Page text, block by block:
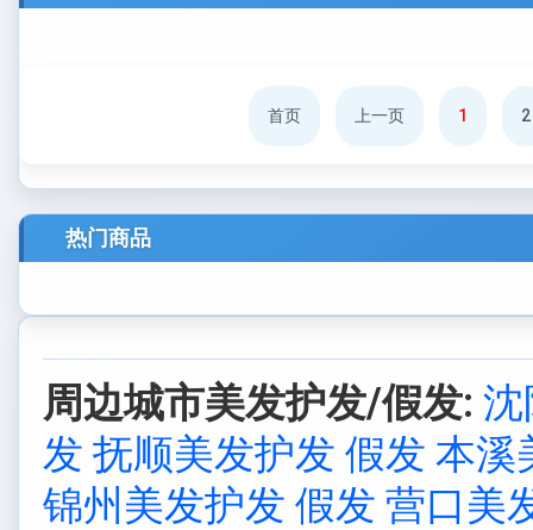
首页 上一页 1 2
热门商品
周边城市美发护发/假发: 沈
发 抚顺美发护发 假发 本溪
锦州美发护发 假发 营口美